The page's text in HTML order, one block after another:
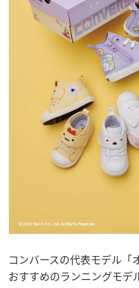
コンバースの代表モデル「
おすすめのランニングモデ